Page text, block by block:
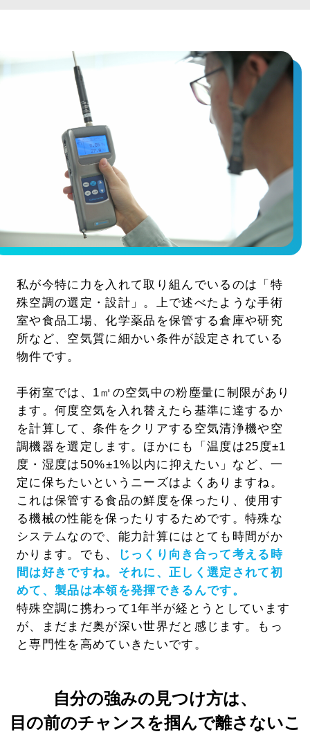
私が今特に力を入れて取り組んでいるのは「特
殊空調の選定・設計」。上で述べたような手術
室や食品工場、化学薬品を保管する倉庫や研究
所など、空気質に細かい条件が設定されている
物件です。
手術室では、1㎥の空気中の粉塵量に制限があり
ます。何度空気を入れ替えたら基準に達するか
を計算して、条件をクリアする空気清浄機や空
調機器を選定します。ほかにも「温度は25度±1
度・湿度は50%±1%以内に抑えたい」など、一
定に保ちたいというニーズはよくありますね。
これは保管する食品の鮮度を保ったり、使用す
る機械の性能を保 ったりする ためです。特殊な
システムなので、能力計算にはとても時間がか
かります。でも、
じっくり向き合って考える時
間は好きですね。それに、正しく選定されて初
めて、製品は本領を発揮できるんです。
特殊空調に携わって1年半が経とうとしています
が、まだまだ奥が深い世界だと感じます 。もっ
と専門性を高めていきたいです。
自分の強みの見つけ方は、
目の前のチャンスを掴んで離さないこ